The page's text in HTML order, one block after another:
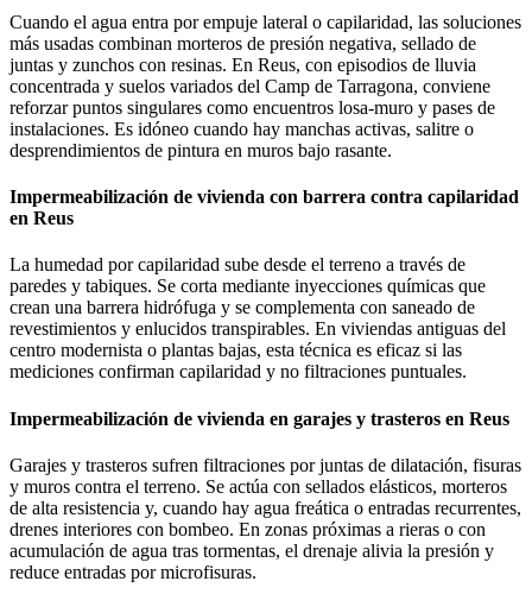
Cuando el agua entra por empuje lateral o capilaridad, las soluciones
más usadas combinan morteros de presión negativa, sellado de
juntas y zunchos con resinas. En Reus, con episodios de lluvia
concentrada y suelos variados del Camp de Tarragona, conviene
reforzar puntos singulares como encuentros losa-muro y pases de
instalaciones. Es idóneo cuando hay manchas activas, salitre o
desprendimientos de pintura en muros bajo rasante.
Impermeabilización de vivienda con barrera contra capilaridad
en Reus
La humedad por capilaridad sube desde el terreno a través de
paredes y tabiques. Se corta mediante inyecciones químicas que
crean una barrera hidrófuga y se complementa con saneado de
revestimientos y enlucidos transpirables. En viviendas antiguas del
centro modernista o plantas bajas, esta técnica es eficaz si las
mediciones confirman capilaridad y no filtraciones puntuales.
Impermeabilización de vivienda en garajes y trasteros en Reus
Garajes y trasteros sufren filtraciones por juntas de dilatación, fisuras
y muros contra el terreno. Se actúa con sellados elásticos, morteros
de alta resistencia y, cuando hay agua freática o entradas recurrentes,
drenes interiores con bombeo. En zonas próximas a rieras o con
acumulación de agua tras tormentas, el drenaje alivia la presión y
reduce entradas por microfisuras.